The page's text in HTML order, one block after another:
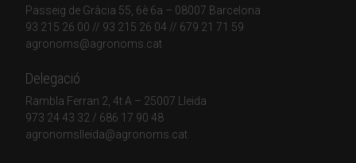
Passeig de Gràcia 55, 6è 6a – 08007 Barcelona
93 215 26 00 // 93 215 26 04 // 679 21 71 59
agronoms@agronoms.cat
Delegació
Rambla Ferran 2, 4t A – 25007 Lleida
973 24 43 32 / 686 17 90 48
agronomslleida@agronoms.cat